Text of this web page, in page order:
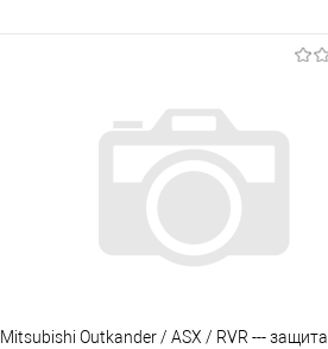
Купить в 1 клик
Сравнение
Под заказ
Mitsubishi Outkander / ASX / RVR --- защита